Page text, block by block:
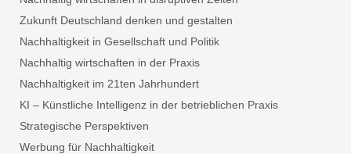
Zukunft Deutschland denken und gestalten
Nachhaltigkeit in Gesellschaft und Politik
Nachhaltig wirtschaften in der Praxis
Nachhaltigkeit im 21ten Jahrhundert
KI – Künstliche Intelligenz in der betrieblichen Praxis
Strategische Perspektiven
Werbung für Nachhaltigkeit